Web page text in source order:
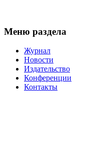
Меню раздела
Журнал
Новости
Издательство
Конференции
Контакты